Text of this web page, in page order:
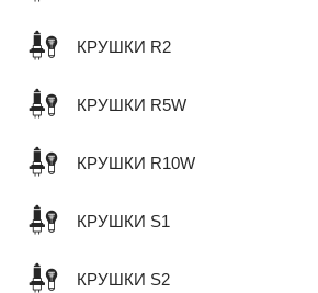
КРУШКИ R2
КРУШКИ R5W
КРУШКИ R10W
КРУШКИ S1
КРУШКИ S2